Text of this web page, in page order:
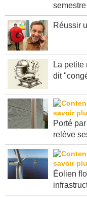
Réussir
La
dit
Porté
relève
Éolien